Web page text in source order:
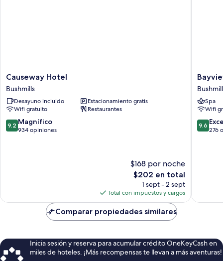
Causeway
Hotel
Bushmills
Causeway Hotel
Bushmills
Desayuno incluido
Estacionamiento gratis
Wifi gratuito
Restaurantes
9.2
de
9.2 Magnífico
934 opiniones
$168 por noche
El
precio
actual
es
de
$202
$202 en total
1 sept - 2 sept
Total con impuestos y cargos
Bayview
Hotel
Spa
Wifi
9.6
de
9.6
276
Comparar propiedades similares
Inicia sesión y reserva para acumular crédito OneKeyCash en
miles de hoteles. ¡Más recompensas te llevan a más aventuras!